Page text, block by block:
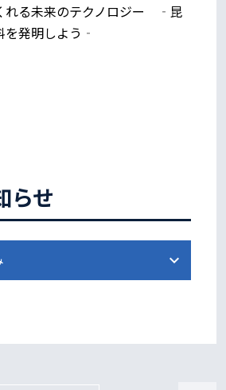
らせ
れる未来のテクノロジー ‐昆
を発明しよう‐